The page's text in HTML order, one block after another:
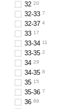
32 20
32-33 7
32-37 4
33 17
33-34 11
33-35 2
34 29
34-35 8
35 15
35-36 7
36 89